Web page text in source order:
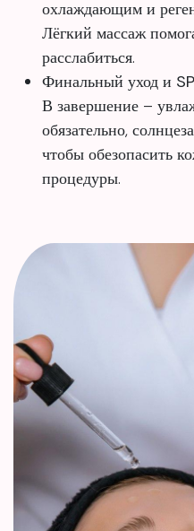
охлаждающим и
Лёгкий массаж
расслабиться.
Финальный уход и
В завершение –
обязательно,
чтобы обезопасить
процедуры.